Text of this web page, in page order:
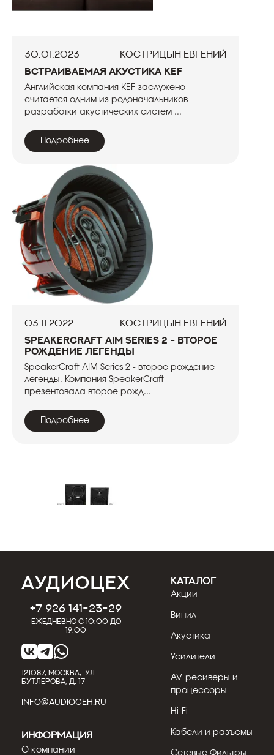
30.01.2023
Кострицын Евгений
Встраиваемая акустика KEF
Английская компания KEF заслужено
считается одним из родоначальников
разработки акустических систем ...
Подробнее
03.11.2022
Кострицын Евгений
SpeakerCraft AIM Series 2 - второе
рождение легенды
SpeakerCraft AIM Series 2 - второе рождение
легенды. Компания SpeakerCraft
презентовала второе рожд...
Подробнее
31.05.2022
Кострицын Евгений
Встраиваемая акустика Installer
Series ™ от Martin Logan
Installer Series™ Installer Series ™ от MartinLogan
- это начальная линейка встраиваемых
акустическ...
Подробнее
+7 926 141-23-29
Ежедневно с 10:00 до
19:00
121087, МОСКВА, УЛ.
БУТЛЕРОВА, Д. 17
INFO@AUDIOCEH.RU
КАТАЛОГ
Акции
Винил
Акустика
Усилители
AV-ресиверы и
процессоры
Hi-Fi
Кабели и разъемы
Сетевые Фильтры
Информация
О компании